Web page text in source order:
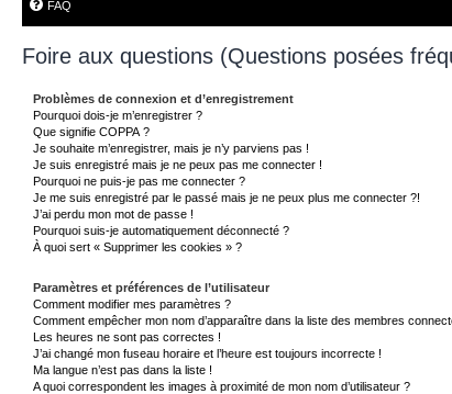
FAQ
Foire aux questions (Questions posées
Problèmes de connexion et d’enregistrement
Pourquoi dois-je m’enregistrer ?
Que signifie COPPA ?
Je souhaite m’enregistrer, mais je n’y parviens pas !
Je suis enregistré mais je ne peux pas me connecter !
Pourquoi ne puis-je pas me connecter ?
Je me suis enregistré par le passé mais je ne peux plus me connecter ?!
J’ai perdu mon mot de passe !
Pourquoi suis-je automatiquement déconnecté ?
À quoi sert « Supprimer les cookies » ?
Paramètres et préférences de l’utilisateur
Comment modifier mes paramètres ?
Comment empêcher mon nom d’apparaître dans la liste des membres
Les heures ne sont pas correctes !
J’ai changé mon fuseau horaire et l’heure est toujours incorrecte !
Ma langue n’est pas dans la liste !
A quoi correspondent les images à proximité de mon nom d’utilisateur ?